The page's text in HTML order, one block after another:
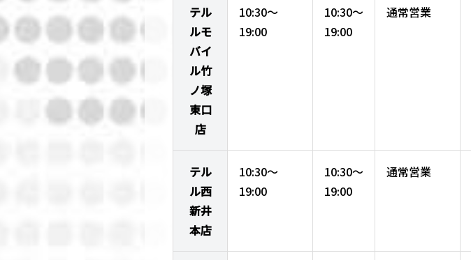
テル
ルモ
バイ
ル竹
ノ塚
東口
店
10:30～
19:00
10:30～
19:00
通常営業
テル
ル西
新井
本店
10:30～
19:00
10:30～
19:00
通常営業